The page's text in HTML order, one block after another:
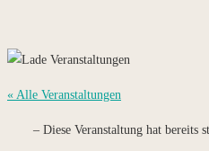
« Alle Veranstaltungen
Diese Veranstaltung hat bereits